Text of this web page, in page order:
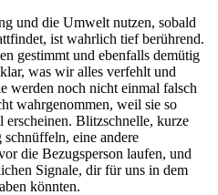
und die Umwelt nutzen, sobald
ist wahrlich tief berührend.
gestimmt und ebenfalls demütig
was wir alles verfehlt und
werden noch nicht einmal falsch
wahrgenommen, weil sie so
Blitzschnelle, kurze
eine andere
die Bezugsperson laufen, und
Signale, dir für uns in dem
könnten.